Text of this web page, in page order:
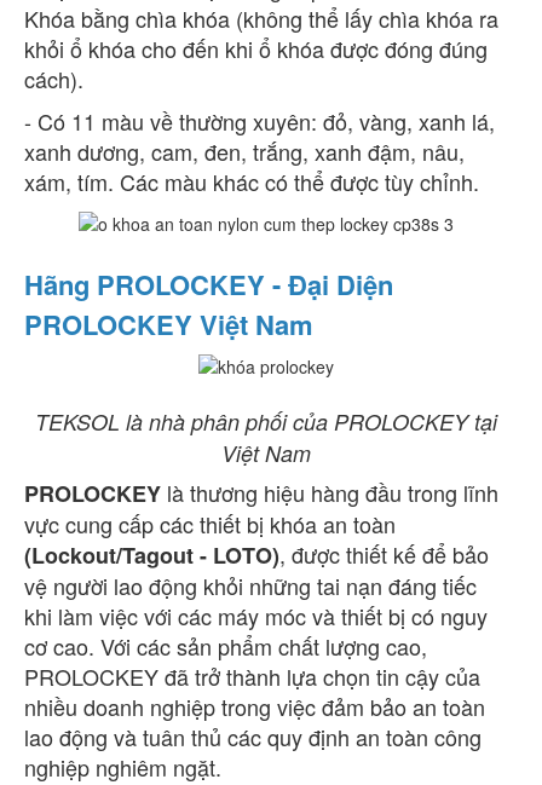
Khóa bằng chìa khóa (không thể lấy chìa khóa ra
khỏi ổ khóa cho đến khi ổ khóa được đóng đúng
cách).
- Có 11 màu về thường xuyên: đỏ, vàng, xanh lá,
xanh dương, cam, đen, trắng, xanh đậm, nâu,
xám, tím. Các màu khác có thể được tùy chỉnh.
Hãng PROLOCKEY - Đại Diện
PROLOCKEY Việt Nam
TEKSOL là nhà phân phối của PROLOCKEY tại
Việt Nam
PROLOCKEY là thương hiệu hàng đầu trong lĩnh
vực cung cấp các thiết bị khóa an toàn
(Lockout/Tagout - LOTO), được thiết kế để bảo
vệ người lao động khỏi những tai nạn đáng tiếc
khi làm việc với các máy móc và thiết bị có nguy
cơ cao. Với các sản phẩm chất lượng cao,
PROLOCKEY đã trở thành lựa chọn tin cậy của
nhiều doanh nghiệp trong việc đảm bảo an toàn
lao động và tuân thủ các quy định an toàn công
nghiệp nghiêm ngặt.